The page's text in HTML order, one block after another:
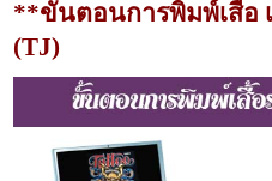
**ขั้นตอนการพิมพ์เสื้อ
(TJ)